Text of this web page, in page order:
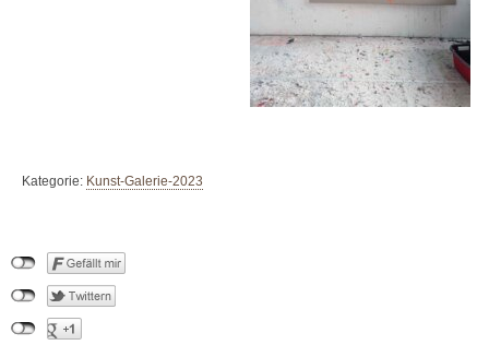
Kategorie: Kunst-Galerie-2023